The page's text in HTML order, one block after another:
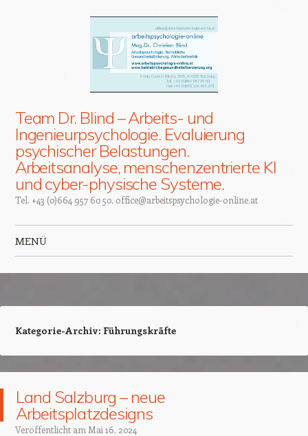
Team Dr. Blind – Arbeits- und
Ingenieurpsychologie. Evaluierung
psychischer Belastungen.
Arbeitsanalyse, menschenzentrierte KI
und cyber-physische Systeme.
Tel. +43 (0)664 957 60 50, office@arbeitspsychologie-online.at
MENÜ
Kategorie-Archiv: Führungskräfte
Land Salzburg – neue
Arbeitsplatzdesigns
Veröffentlicht am Mai 16, 2024